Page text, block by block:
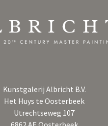
Kunstgalerij Albricht B.V.
Het Huys te Oosterbeek
Utrechtseweg 107